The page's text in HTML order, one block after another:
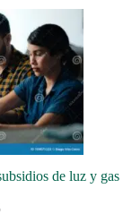
de luz y